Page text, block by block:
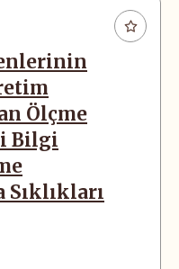
Ölçme
Bilgi
Sıklıkları